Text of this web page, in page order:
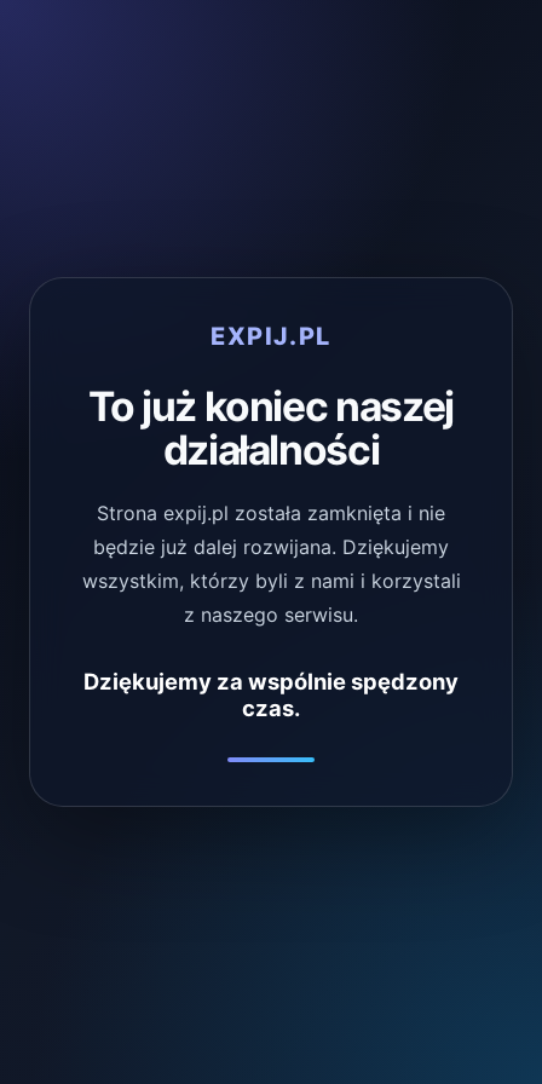
EXPIJ.PL
To już koniec naszej
działalności
Strona expij.pl została zamknięta i nie
będzie już dalej rozwijana. Dziękujemy
wszystkim, którzy byli z nami i korzystali
z naszego serwisu.
Dziękujemy za wspólnie spędzony
czas.